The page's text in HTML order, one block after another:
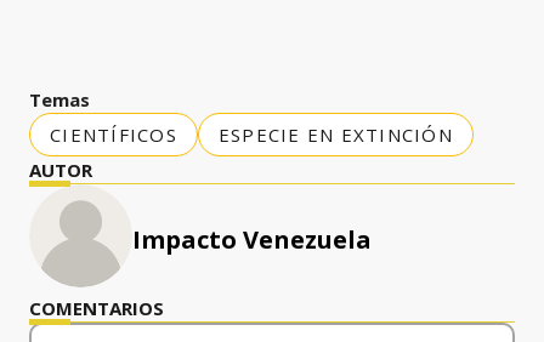
Temas
CIENTÍFICOS
ESPECIE EN EXTINCIÓN
AUTOR
Impacto Venezuela
COMENTARIOS